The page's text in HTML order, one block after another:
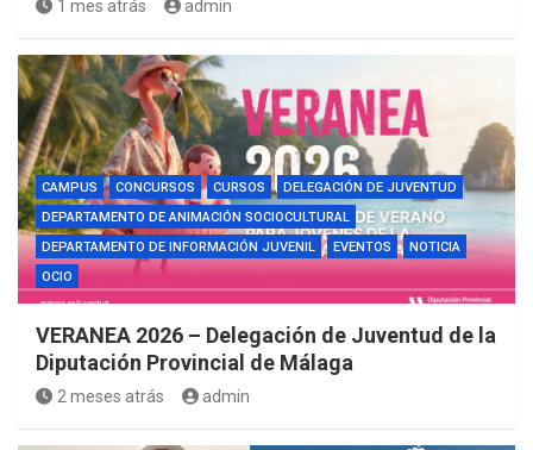
1 mes atrás admin
CAMPUS CONCURSOS CURSOS
DELEGACIÓN DE JUVENTUD
DEPARTAMENTO DE ANIMACIÓN SOCIOCULTURAL
DEPARTAMENTO DE INFORMACIÓN JUVENIL
EVENTOS
NOTICIA
OCIO
VERANEA 2026 – Delegación de Juventud de la
Diputación Provincial de Málaga
2 meses atrás admin